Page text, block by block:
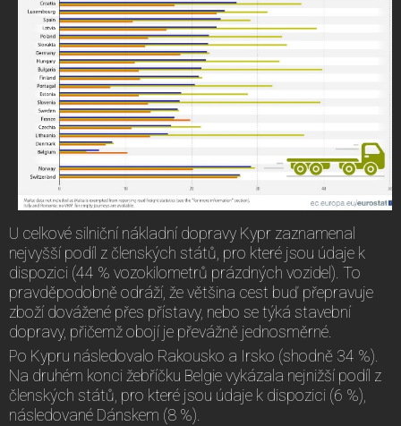
U celkové silniční nákladní dopravy Kypr zaznamenal
nejvyšší podíl z členských států, pro které jsou údaje k
dispozici (44 % vozokilometrů prázdných vozidel). To
pravděpodobně odráží, že většina cest buď přepravuje
zboží dovážené přes přístavy, nebo se týká stavební
dopravy, přičemž obojí je převážně jednosměrné.
Po Kypru následovalo Rakousko a Irsko (shodně 34 %).
Na druhém konci žebříčku Belgie vykázala nejnižší podíl z
členských států, pro které jsou údaje k dispozici (6 %),
následované Dánskem (8 %).